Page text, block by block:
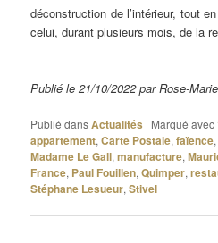
déconstruction de l’intérieur, tout
celui, durant plusieurs mois, de la
Publié le 21/10/2022 par Rose-
Publié dansActualités | Marqué avec
appartement,Carte Postale,faïence
Madame Le Gall,manufacture,
France, Paul Fouillen,Quimper,
Stéphane Lesueur,Stivel